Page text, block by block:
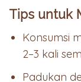
Tips untuk
Konsumsi
2–3 kali
Padukan